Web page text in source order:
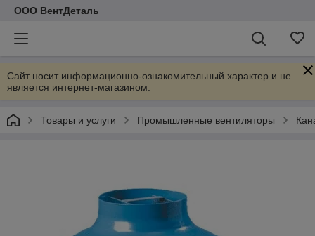
ООО ВентДеталь
Сайт носит информационно-ознакомительный характер и не
является интернет-магазином.
Товары и услуги Промышленные вентиляторы